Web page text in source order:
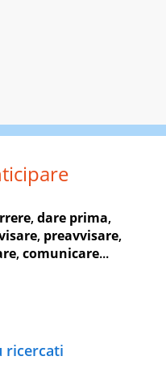
,dare prima,
, preavvisare,
,comunicare...
ricercati